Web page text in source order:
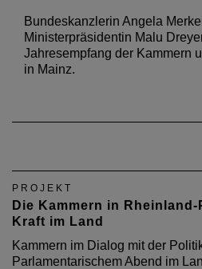
Bundeskanzlerin Angela
Ministerpräsidentin Malu
Jahresempfang der Kammern
in Mainz.
PROJEKT
Die Kammern in
Kraft im Land
Kammern im Dialog mit der
Parlamentarischem Abend im